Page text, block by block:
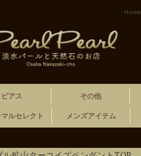
Home
ピアス その他
ルセレクト メンズアイテム